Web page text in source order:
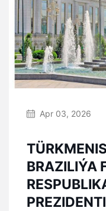
Apr 03, 2026
BRAZILIÝA